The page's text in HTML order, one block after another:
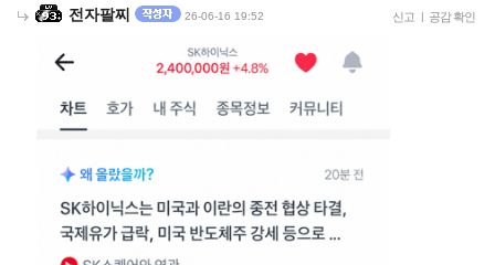
전자팔찌 26-06-16 19:52 신고 | 공감 확인